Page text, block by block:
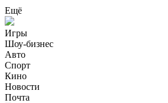
Ещё
Игры
Шоу-бизнес
Авто
Спорт
Кино
Новости
Почта